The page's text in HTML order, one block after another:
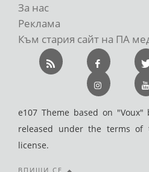
За нас
Реклама
Към стария сайт на ПА
e107 Theme based on
released under the terms of
license.
ВПИШИ СЕ